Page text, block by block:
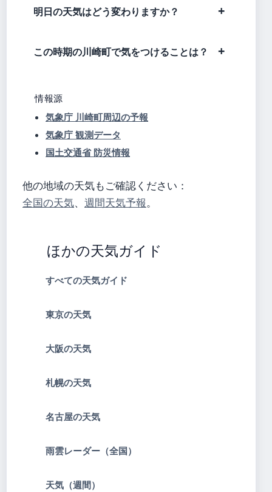
明日の天気はどう変わりますか？
この時期の川崎町で気をつけることは？
情報源
気象庁 川崎町周辺の予報
気象庁 観測データ
国土交通省 防災情報
他の地域の天気もご確認ください：
全国の天気、 週間天気予報。
ほかの天気ガイド
すべての天気ガイド
東京の天気
大阪の天気
札幌の天気
名古屋の天気
雨雲レーダー（全国）
天気（週間）